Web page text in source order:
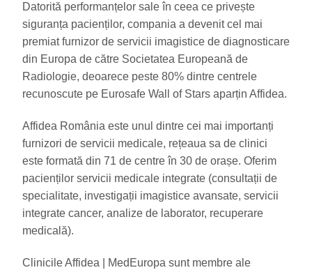
Datorită performanțelor sale în ceea ce privește
siguranța pacienților, compania a devenit cel mai
premiat furnizor de servicii imagistice de diagnosticare
din Europa de către Societatea Europeană de
Radiologie, deoarece peste 80% dintre centrele
recunoscute pe Eurosafe Wall of Stars aparțin Affidea.
Affidea România este unul dintre cei mai importanți
furnizori de servicii medicale, rețeaua sa de clinici
este formată din 71 de centre în 30 de orașe. Oferim
pacienților servicii medicale integrate (consultații de
specialitate, investigații imagistice avansate, servicii
integrate cancer, analize de laborator, recuperare
medicală).
Clinicile Affidea | MedEuropa sunt membre ale